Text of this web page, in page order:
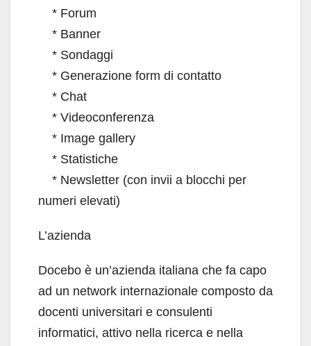
* Forum
* Banner
* Sondaggi
* Generazione form di contatto
* Chat
* Videoconferenza
* Image gallery
* Statistiche
* Newsletter (con invii a blocchi per
numeri elevati)
L’azienda
Docebo è un’azienda italiana che fa capo
ad un network internazionale composto da
docenti universitari e consulenti
informatici, attivo nella ricerca e nella